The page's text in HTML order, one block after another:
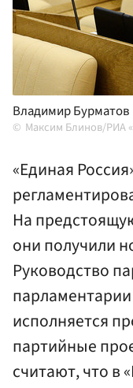
Владимир Бурматов
Максим Блинов/РИА
«Единая
На
они получили
Руководство
исполняется
партийные
считают, что в